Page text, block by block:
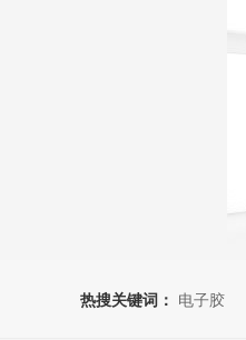
热搜关键词： 电子胶